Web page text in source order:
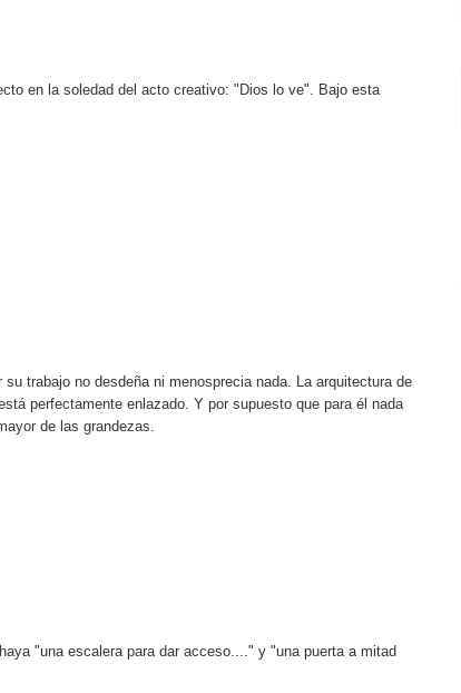
en la soledad del acto creativo: "Dios lo ve". Bajo esta
trabajo no desdeña ni menosprecia nada. La arquitectura de
perfectamente enlazado. Y por supuesto que para él nada
de las grandezas.
"una escalera para dar acceso...." y "una puerta a mitad